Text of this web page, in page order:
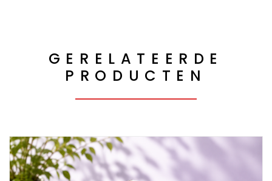
GERELATEERDE
PRODUCTEN